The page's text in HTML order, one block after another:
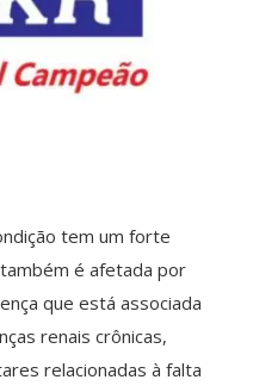
tem um forte
é afetada por
que está associada
renais crônicas,
relacionadas à falta